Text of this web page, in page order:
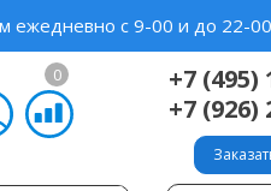
ежедневно с 9-00 и до 22-
0
+7 (495)
+7 (926)